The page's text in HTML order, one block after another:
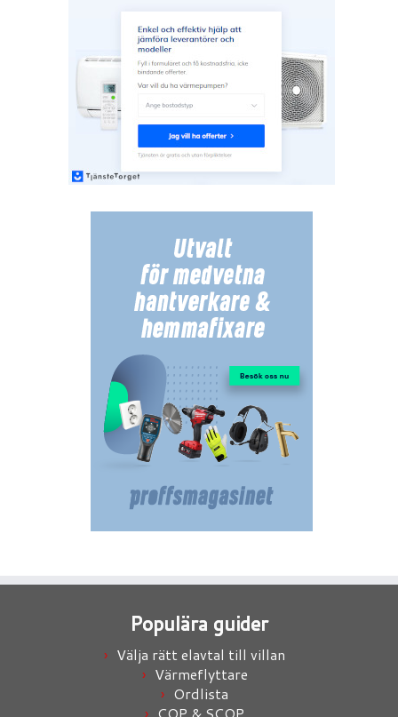
Populära guider
Välja rätt elavtal till villan
Värmeflyttare
Ordlista